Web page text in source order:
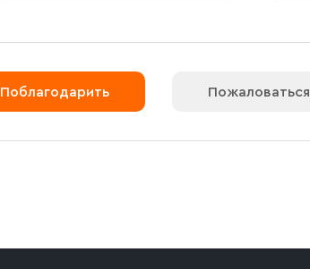
Поблагодарить Пожаловаться